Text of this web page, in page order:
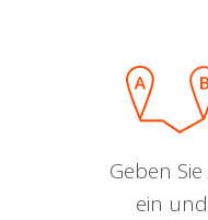
Geben
ein